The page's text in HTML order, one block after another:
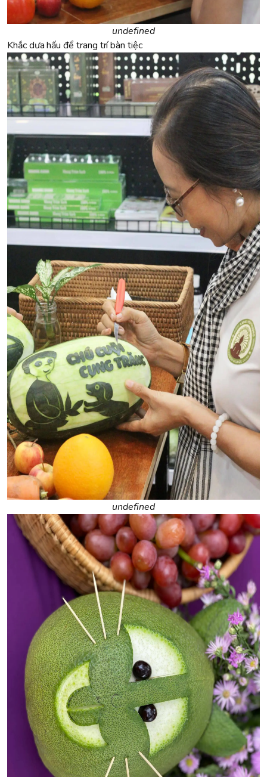
undefined
Khắc dưa hấu để trang trí bàn tiệc
undefined